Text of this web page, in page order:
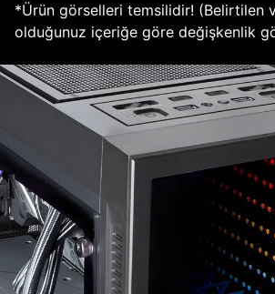
*Ürün görselleri temsilidir! (Belirtilen
olduğunuz içeriğe göre değişkenlik